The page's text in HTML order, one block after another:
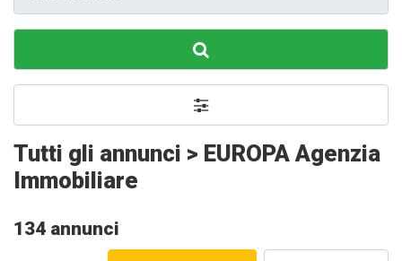
Tutti gli annunci > EUROPA Agenzia
Immobiliare
134 annunci